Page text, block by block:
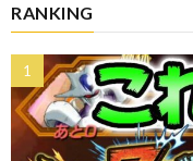
RANKING